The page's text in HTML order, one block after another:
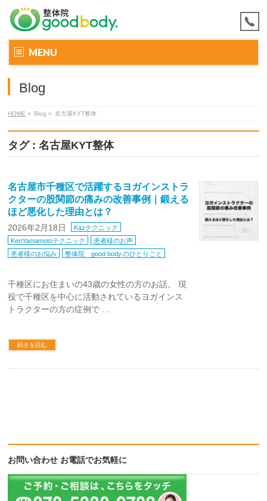
MENU
Blog
HOME » Blog » 名古屋KYT整体
タグ : 名古屋KYT整体
名古屋市千種区で活躍するヨガインストラ
クターの股関節の痛みの改善事例｜鍛える
ほど悪化した理由とは？
2026年2月18日
Kazテクニック
KenYamamotoテクニック
患者様のお声
患者様のお悩み
整体院 good body.のひとりごと
千種区にお住まいの43歳の女性の方のお話。 現
役で千種区を中心に活動されているヨガインス
トラクターの方の症例で …
続きを読む
お問い合わせ お電話でお気軽に